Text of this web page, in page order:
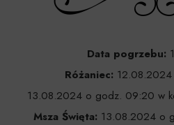
Data pogrzebu:
Różaniec:
13.08.2024 o godz. 09:20 w
Msza Święta: 13.08.2024 o